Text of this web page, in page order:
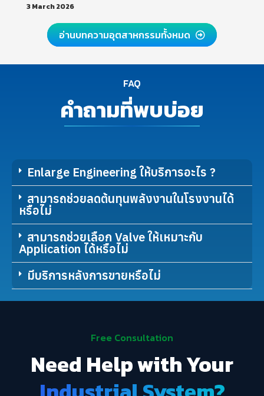
3 March 2026
อ่านบทความอุตสาหกรรมทั้งหมด
FAQ
คำถามที่พบบ่อย
Enlarge Engineering ให้บริการอะไร ?
สามารถช่วยลดต้นทุนพลังงานในโรงงานได้
หรือไม่
สามารถช่วยเลือก Valve ให้เหมาะกับ
Application ได้หรือไม่
มีบริการหลังการขายหรือไม่
Free Consultation
Need Help with Your